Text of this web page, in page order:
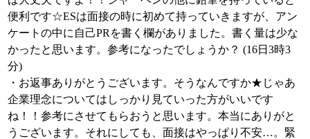
便利です☆ESは面接の時に初めて持っていきますが、アン
ケートの中に自己PRを書く欄がありました。書く量は少な
かったと思います。参考になったでしょうか？ (16日3時3
分)
・お返事ありがとうございます。そうなんですか★じゃあ
企業理念についてはしっかり見ていった方がいいです
ね！！参考にさせてもらおうと思います。本当にありがと
うございます。それにしても、面接はやっぱり不安…。緊